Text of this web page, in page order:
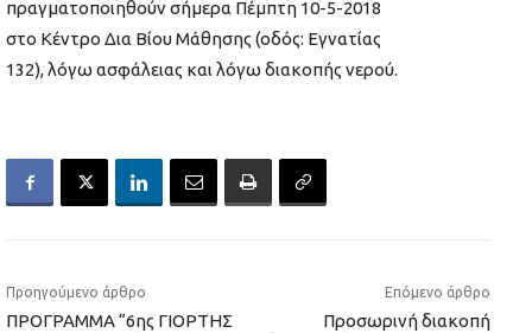
πραγματοποιηθούν σήμερα Πέμπτη 10-5-2018
στο Κέντρο Δια Βίου Μάθησης (οδός: Εγνατίας
132), λόγω ασφάλειας και λόγω διακοπής νερού.
Προηγούμενο άρθρο
ΠΡΟΓΡΑΜΜΑ “6ης ΓΙΟΡΤΗΣ
Επόμενο άρθρο
Προσωρινή διακοπή